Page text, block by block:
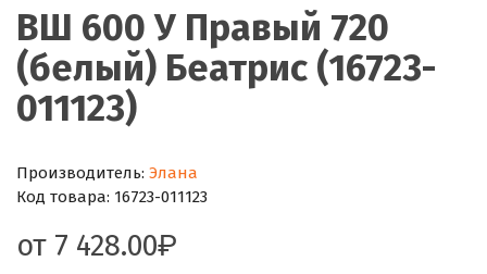
ВШ 600 У Правый 720
(белый) Беатрис (16723-
011123)
Производитель: Элана
Код товара: 16723-011123
от 7 428.00